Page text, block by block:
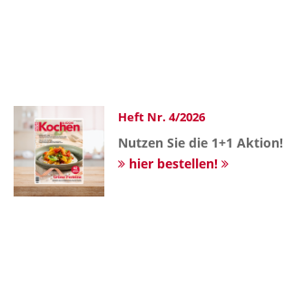
Heft Nr. 4/2026
Nutzen Sie die 1+1 Aktion!
hier bestellen!